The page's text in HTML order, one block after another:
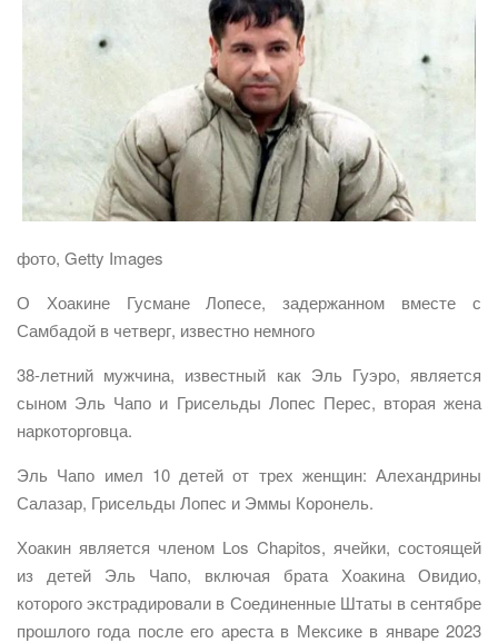
фото, Getty Images
О Хоакине Гусмане Лопесе, задержанном вместе с
Самбадой в четверг, известно немного
38-летний мужчина, известный как Эль Гуэро, является
сыном Эль Чапо и Грисельды Лопес Перес, вторая жена
наркоторговца.
Эль Чапо имел 10 детей от трех женщин: Алехандрины
Салазар, Грисельды Лопес и Эммы Коронель.
Хоакин является членом Los Chapitos, ячейки, состоящей
из детей Эль Чапо, включая брата Хоакина Овидио,
которого экстрадировали в Соединенные Штаты в сентябре
прошлого года после его ареста в Мексике в январе 2023